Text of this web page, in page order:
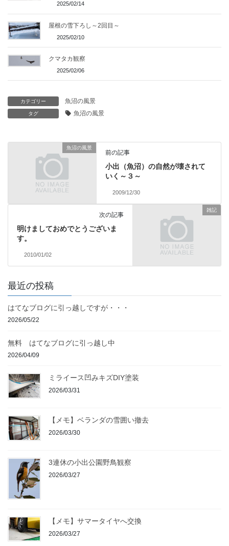
2025/02/14
屋根の雪下ろし～2回目～
2025/02/10
クマタカ観察
2025/02/06
カテゴリー 魚沼の風景
タグ 魚沼の風景
魚沼の風景
前の記事
小出（魚沼）の自然が壊されて
いく～３～
2009/12/30
雑記
次の記事
明けましておめでとうございま
す。
2010/01/02
最近の投稿
はてなブログに引っ越しですが・・・
2026/05/22
無料 はてなブログに引っ越し中
2026/04/09
ミライース凹みキズDIY塗装
2026/03/31
【メモ】ベランダの雪囲い撤去
2026/03/30
3連休の小出公園野鳥観察
2026/03/27
【メモ】サマータイヤへ交換
2026/03/27